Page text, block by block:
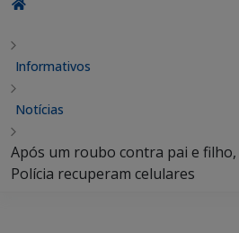
Informativos
Notícias
Após um roubo contra pai e
Polícia recuperam celulares